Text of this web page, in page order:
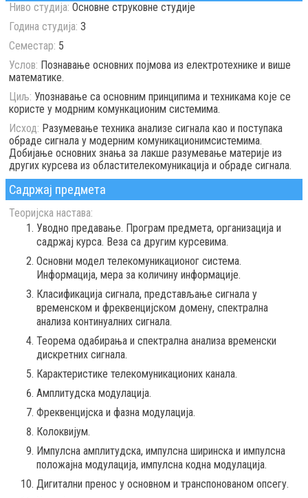
Ниво студија: Основне струковне студије
Година студија: 3
Семестар: 5
Услов: Познавање основних појмова из електротехнике и више
математике.
Циљ: Упознавање са основним принципима и техникама које се
користе у модрним комункационим системима.
Исход: Разумевање техника анализе сигнала као и поступака
обраде сигнала у модерним комуникационимсистемима.
Добијање основних знања за лакше разумевање материје из
других курсева из областителекомуникација и обраде сигнала.
Садржај предмета
Теоријска настава:
Уводно предавање. Програм предмета, организација и
садржај курса. Веза са другим курсевима.
Основни модел телекомуникационог система.
Информација, мера за количину информације.
Класификација сигнала, представљање сигнала у
временском и фреквенцијском домену, спектрална
анализа континуалних сигнала.
Теорема одабирања и спектрална анализа временски
дискретних сигнала.
Карактеристике телекомуникационих канала.
Амплитудска модулација.
Фреквенцијска и фазна модулација.
Колоквијум.
Импулсна амплитудска, импулсна ширинска и импулсна
положајна модулација, импулсна кодна модулација.
Дигитални пренос у основном и транспонованом опсегу.